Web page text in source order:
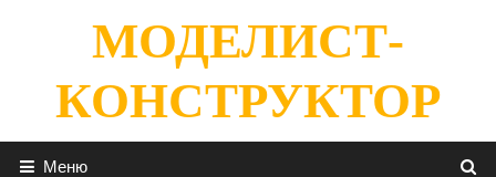
содержимомуМОДЕЛИСТ-
КОНСТРУКТОР
Меню